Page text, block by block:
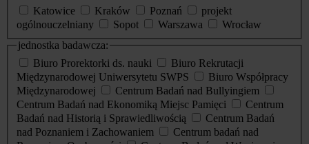
Katowice
Kraków Poznań
projekt
ogólnouczelniany
Sopot Warszawa
Wrocław
jednostka badawcza:
Biuro Prorektorki ds. nauki
Biuro Rekrutacji
Międzynarodowej Uniwersytetu SWPS
Biuro Współpracy
Międzynarodowej
Centrum Badań nad Bullyingiem
Centrum Badań nad Ekonomiką Miejsc Pamięci
Centrum
Badań nad Historią i Sprawiedliwością
Centrum Badań
nad Poznaniem i Zachowaniem
Centrum badań nad